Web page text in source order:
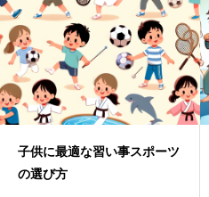
子供に最適な習い事スポーツ
の選び方